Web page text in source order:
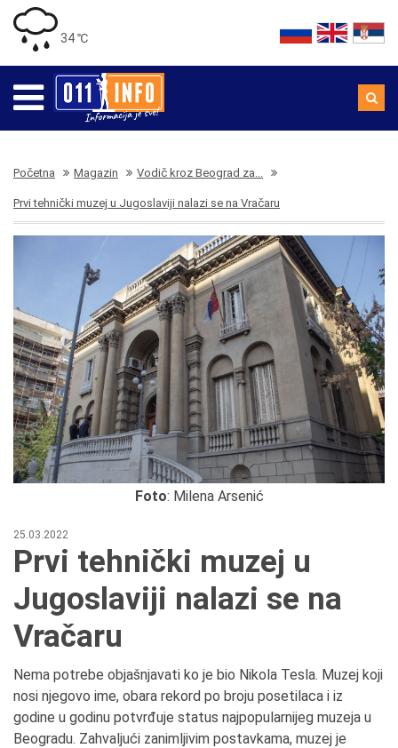
34 ℃
Početna Magazin Vodič kroz Beograd za...
Prvi tehnički muzej u Jugoslaviji nalazi se na Vračaru
Foto: Milena Arsenić
25.03.2022
Prvi tehnički muzej u
Jugoslaviji nalazi se na
Vračaru
Nema potrebe objašnjavati ko je bio Nikola Tesla. Muzej koji
nosi njegovo ime, obara rekord po broju posetilaca i iz
godine u godinu potvrđuje status najpopularnijeg muzeja u
Beogradu. Zahvaljući zanimljivim postavkama, muzej je